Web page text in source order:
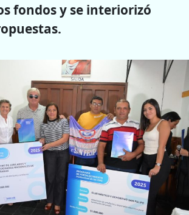
fondos y se interiorizó